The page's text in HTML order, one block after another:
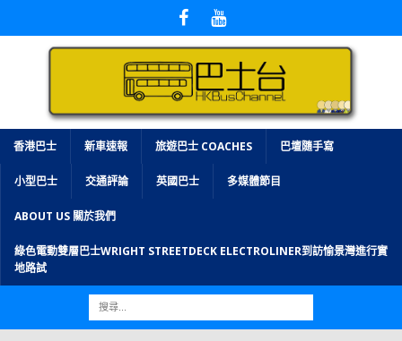
香港巴士 新車速報 旅遊巴士 COACHES 巴壇隨手寫
小型巴士 交通評論 英國巴士 多媒體節目
ABOUT US 關於我們
綠色電動雙層巴士WRIGHT STREETDECK ELECTROLINER到訪愉景灣進行實
地路試